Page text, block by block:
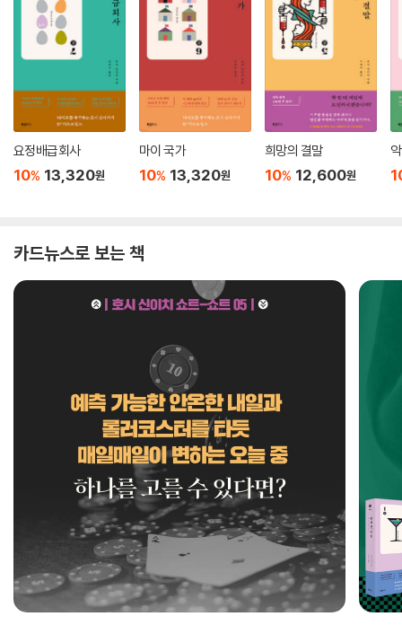
요정배급회사
10% 13,320원
마이 국가
10% 13,320원
희망의 결말
10% 12,600원
카드뉴스로 보는 책